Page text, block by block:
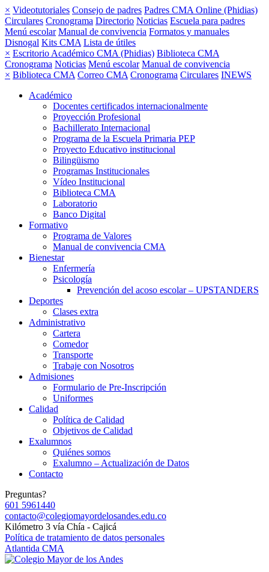
× Videotutoriales Consejo de padres Padres CMA Online (Phidias)
Circulares Cronograma Directorio Noticias Escuela para padres
Menú escolar Manual de convivencia Formatos y manuales
Disnogal Kits CMA Lista de útiles
× Escritorio Académico CMA (Phidias) Biblioteca CMA
Cronograma Noticias Menú escolar Manual de convivencia
× Biblioteca CMA Correo CMA Cronograma Circulares INEWS
Académico
Docentes certificados internacionalmente
Proyección Profesional
Bachillerato Internacional
Programa de la Escuela Primaria PEP
Proyecto Educativo institucional
Bilingüismo
Programas Institucionales
Vídeo Institucional
Biblioteca CMA
Laboratorio
Banco Digital
Formativo
Programa de Valores
Manual de convivencia CMA
Bienestar
Enfermería
Psicología
Prevención del acoso escolar – UPSTANDERS
Deportes
Clases extra
Administrativo
Cartera
Comedor
Transporte
Trabaje con Nosotros
Admisiones
Formulario de Pre-Inscripción
Uniformes
Calidad
Política de Calidad
Objetivos de Calidad
Exalumnos
Quiénes somos
Exalumno – Actualización de Datos
Contacto
Preguntas?
601 5961440
contacto@colegiomayordelosandes.edu.co
Kilómetro 3 vía Chía - Cajicá
Política de tratamiento de datos personales
Atlantida CMA